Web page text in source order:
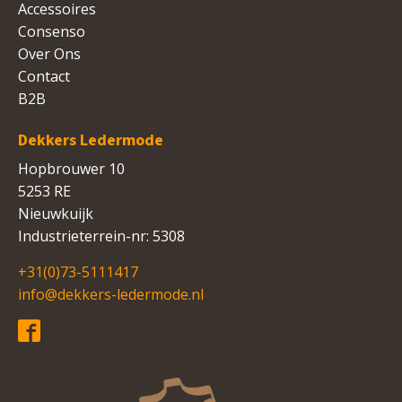
Accessoires
Consenso
Over Ons
Contact
B2B
Dekkers Ledermode
Hopbrouwer 10
5253 RE
Nieuwkuijk
Industrieterrein-nr: 5308
+31(0)73-5111417
info@dekkers-ledermode.nl